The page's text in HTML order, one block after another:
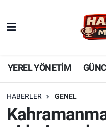
YEREL YÖNETİM
HABERLER GENEL
YEREL YÖNETİM
GÜNCEL
KADIN AİLE
Nöbetçi Eczaneler
Hava Durumu
Süper Lig Puan